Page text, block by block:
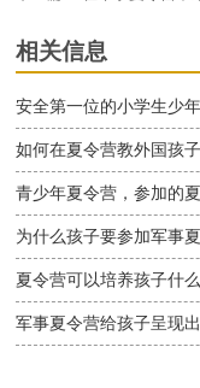
相关信息
安全第一位的小学生少
如何在夏令营教外国孩
青少年夏令营，参加的
为什么孩子要参加军事
夏令营可以培养孩子什
军事夏令营给孩子呈现